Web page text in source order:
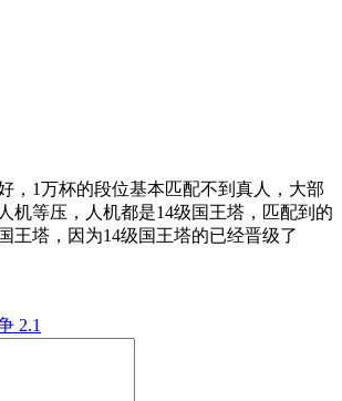
，1万杯的段位基本匹配不到真人，大部
机等压，人机都是14级国王塔，匹配到的
王塔，因为14级国王塔的已经晋级了
2.1